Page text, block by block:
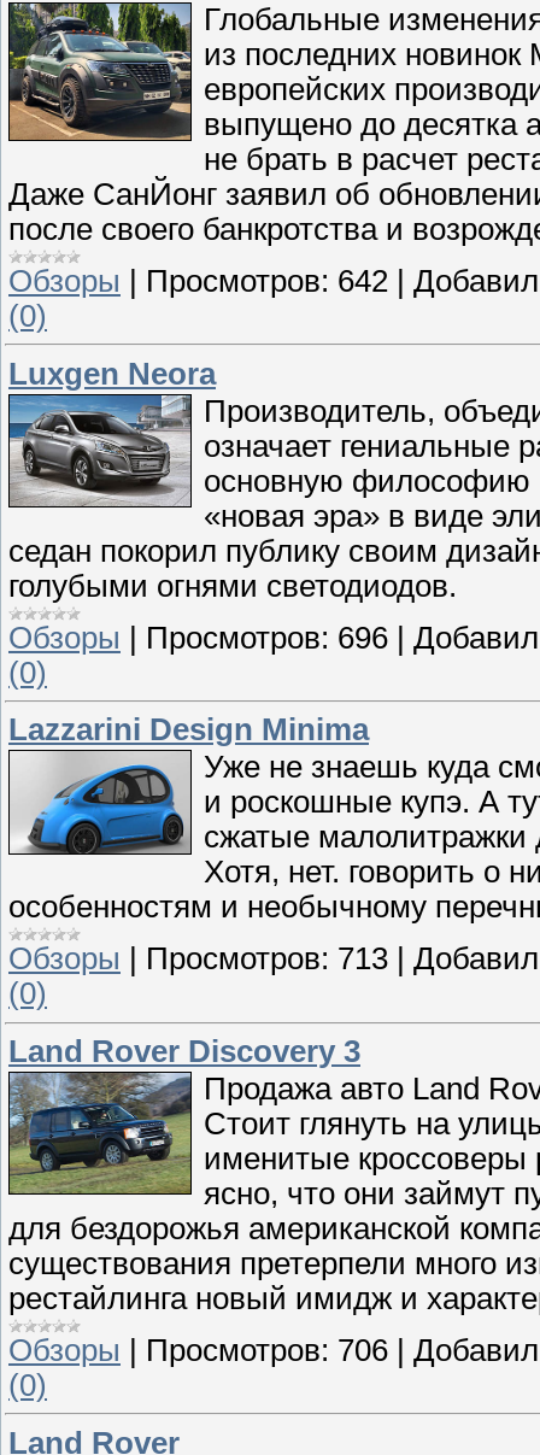
Глобальные
из последних новинок
европейских
выпущено до десятка
не брать в расчет
Даже СанЙонг заявил об
после своего банкротства и
Обзоры
Просмотров: 642
(0)
Luxgen Neora
Производитель,
означает гениальные
основную философию
«новая эра» в виде
седан покорил публику своим
голубыми огнями светодиодов.
Обзоры | Просмотров: 696 |
(0)
Lazzarini Design Minima
Уже не знаешь куда
и роскошные купэ. А
сжатые малолитражки
Хотя, нет. говорить о
особенностям и необычному
Обзоры
Просмотров: 713
(0)
Land Rover Discovery 3
Продажа авто Land
Стоит глянуть на
именитые кроссоверы
ясно, что они займут
для бездорожья американской
существования претерпели много
рестайлинга новый имидж и
Обзоры
Просмотров: 706
(0)
Land Rover